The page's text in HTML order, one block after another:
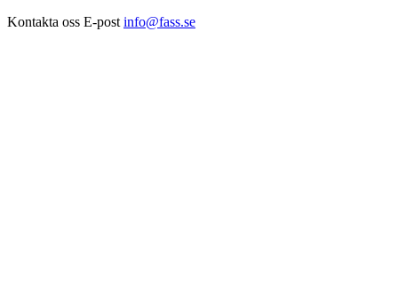
Kontakta oss E-post info@fass.se